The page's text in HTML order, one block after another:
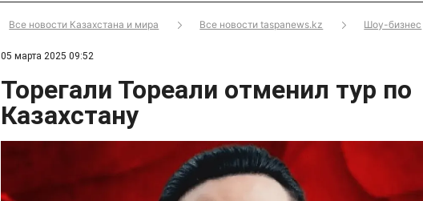
Все новости Казахстана и мира Все новости taspanews.kz Шоу-бизнес
05 марта 2025 09:52
Торегали Тореали отменил тур по
Казахстану